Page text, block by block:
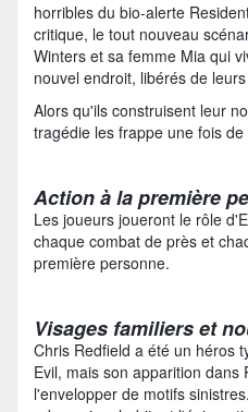
horribles du bio-alerte
critique, le tout nouveau
Winters et sa femme Mia qui
nouvel endroit, libérés de
Alors qu'ils construisent leur
tragédie les frappe une fois de
Action à la première
Les joueurs joueront le rôle
chaque combat de près et
première personne.
Visages familiers et
Chris Redfield a été un héros
Evil, mais son apparition dans
l'envelopper de motifs